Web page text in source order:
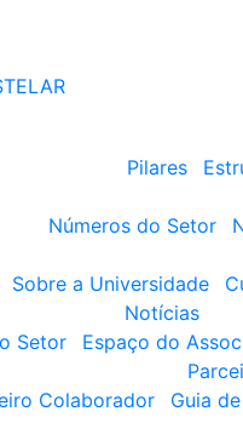
Pilares
Números do Setor
Sobre a Universidade
Notícias
Setor
Espaço do
Colaborador
Guia